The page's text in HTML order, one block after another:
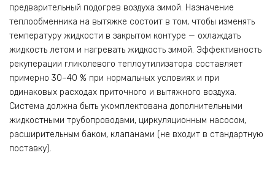
предварительный подогрев воздуха зимой. Назначение
теплообменника на вытяжке состоит в том, чтобы изменять
температуру жидкости в закрытом контуре — охлаждать
жидкость летом и нагревать жидкость зимой. Эффективность
рекуперации гликолевого теплоутилизатора составляет
примерно 30–40 % при нормальных условиях и при
одинаковых расходах приточного и вытяжного воздуха.
Система должна быть укомплектована дополнительными
жидкостными трубопроводами, циркуляционным насосом,
расширительным баком, клапанами (не входит в стандартную
поставку).